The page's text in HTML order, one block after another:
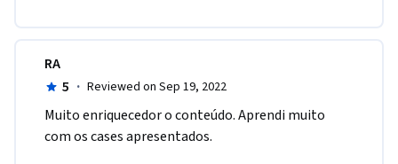
RA
5 · Reviewed on Sep 19, 2022
M​uito enriquecedor o conteúdo. Aprendi muito
com os cases apresentados.